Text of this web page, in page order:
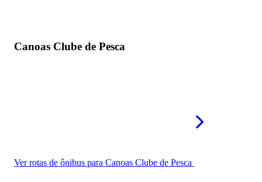
Canoas Clube de Pesca
Ver rotas de ônibus para Canoas Clube de Pesca